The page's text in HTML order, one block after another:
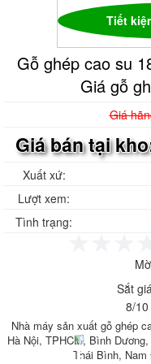
Ván phủ phim giá rẻ, ván
Bảng giá ván phủ
Ván phủ phim
Sale Ván phủ phim
Ván phủ phim Hòa
Sale Ván ép phủ
Sale Ván ép phủ
Gỗ ghép thanh, Ván gỗ
Gỗ ghép thông giá rẻ, gỗ
Gỗ ghép thanh tràm, Báo
Gỗ ghép cao su, Gỗ ghép
Composite
Tôn nhựa sáng sóng
lock Seam lock
Tôn Cliplock - TÔN
960 2 sóng 3 sóng 4 sóng
cầu
Tôn nhựa Klip Lock
Tiết
Gỗ ghép cao su
Giá gỗ
Giá
Giá bán tại
Xuất xứ:
Lượt xem:
Tình trạng:
Sắt
8/10
Nhà máy sản xuất gỗ ghép
Hà Nội, TPHCM, Bình
Thái Bình, Nam